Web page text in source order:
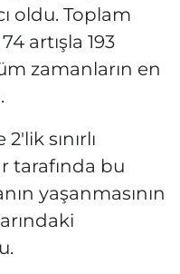
oldu. Toplam
artışla 193
zamanların en
sınırlı
tarafında bu
yaşanmasının